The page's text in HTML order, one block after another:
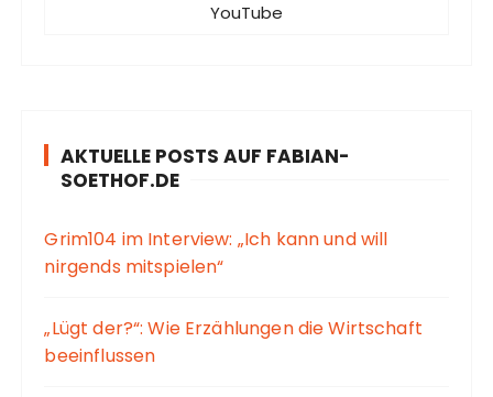
YouTube
AKTUELLE POSTS AUF FABIAN-
SOETHOF.DE
Grim104 im Interview: „Ich kann und will
nirgends mitspielen“
„Lügt der?“: Wie Erzählungen die Wirtschaft
beeinflussen